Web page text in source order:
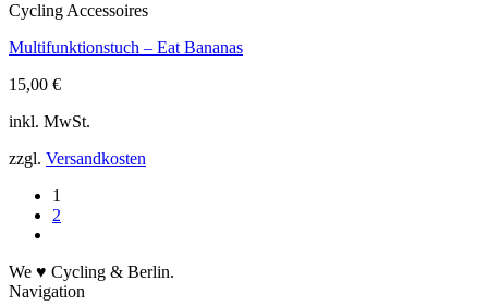
der
Produktseite
gewählt
werden
Cycling Accessoires
Multifunktionstuch – Eat Bananas
15,00 €
inkl. MwSt.
zzgl. Versandkosten
1
2
We ♥ Cycling & Berlin.
Navigation